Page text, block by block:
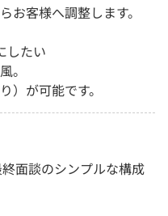
お客様へ調整します。
したい
。
）が可能です。
面談のシンプルな構成